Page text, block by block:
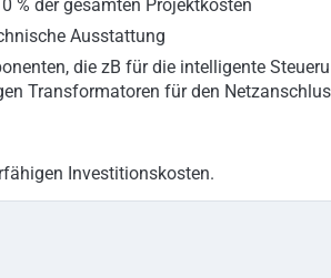
% der gesamten Projektkosten
Ausstattung
die zB für die intelligente
Transformatoren für den
Investitionskosten.